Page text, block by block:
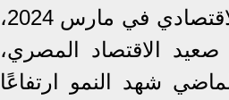
الاقتصادي منذ بدء تنفيذ إجراءات الإصلاح الاقتصادي في مارس 2024،
الاقتصاد المصري،
شهد النمو ارتفاعًا